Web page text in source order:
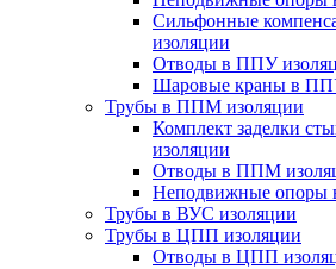
Сильфонные
изоляции
Отводы в ППУ
Шаровые краны в
Трубы в ППМ изоляции
Комплект заделки
изоляции
Отводы в ППМ
Неподвижные опоры
Трубы в ВУС изоляции
Трубы в ЦПП изоляции
Отводы в ЦПП